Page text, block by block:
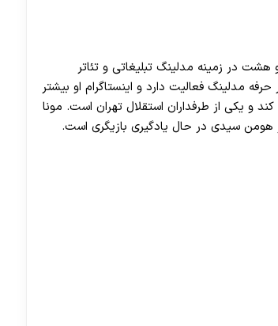
در زمینه مدلینگ تبلیغاتی و تئاتر
مدلینگ فعالیت دارد و اینستاگرام او بیشتر
می کند و یکی از طرفداران استقلال تهران است. مونا
هومن سیدی در حال یادگیری بازیگری است.